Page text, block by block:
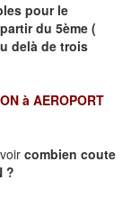
pour le
du 5ème (
delà de trois
à AEROPORT
combien coute
?